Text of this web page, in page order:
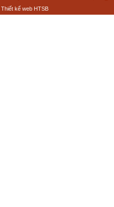
Thiết kế web HTSB